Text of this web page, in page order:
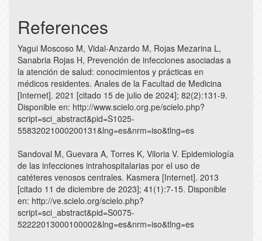
References
Yagui Moscoso M, Vidal-Anzardo M, Rojas Mezarina L,
Sanabria Rojas H, Prevención de infecciones asociadas a
la atención de salud: conocimientos y prácticas en
médicos residentes. Anales de la Facultad de Medicina
[Internet]. 2021 [citado 15 de julio de 2024]; 82(2):131-9.
Disponible en: http://www.scielo.org.pe/scielo.php?
script=sci_abstract&pid=S1025-
55832021000200131&lng=es&nrm=iso&tlng=es
Sandoval M, Guevara A, Torres K, Viloria V. Epidemiología
de las infecciones intrahospitalarias por el uso de
catéteres venosos centrales. Kasmera [Internet]. 2013
[citado 11 de diciembre de 2023]; 41(1):7-15. Disponible
en: http://ve.scielo.org/scielo.php?
script=sci_abstract&pid=S0075-
52222013000100002&lng=es&nrm=iso&tlng=es